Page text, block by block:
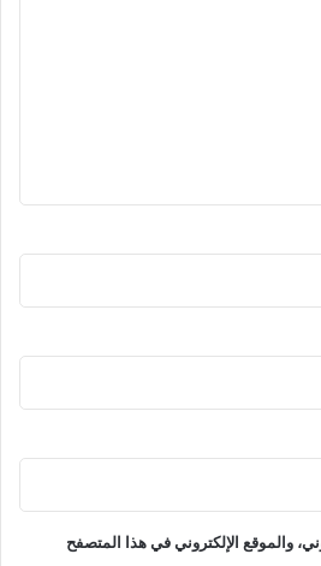
والموقع الإلكتروني في هذا المتصفح